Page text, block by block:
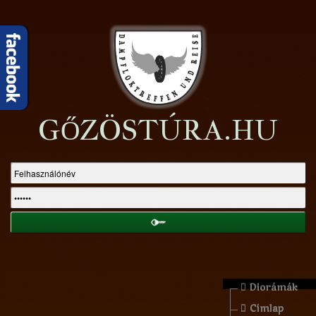
GŐZÖSTÚRA.HU
Diorámák
Címlap